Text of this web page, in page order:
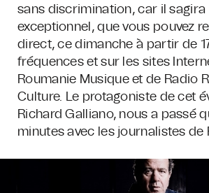
sans discrimination, car il
exceptionnel, que vous pouvez
direct, ce dimanche à partir de
fréquences et sur les sites
Roumanie Musique et de Radio
Culture. Le protagoniste de cet
Richard Galliano, nous a passé
minutes avec les journalistes de